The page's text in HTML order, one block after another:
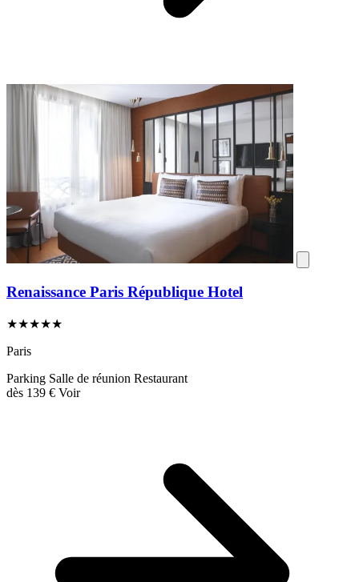
Renaissance Paris République Hotel
★★★★★
Paris
Parking Salle de réunion Restaurant
dès 139 € Voir